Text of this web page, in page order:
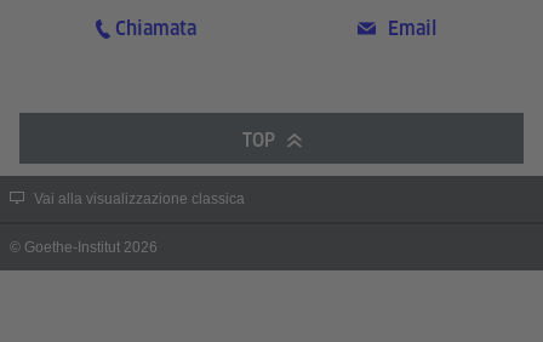
Chiamata Email
TOP
Vai alla visualizzazione classica
© Goethe-Institut 2026